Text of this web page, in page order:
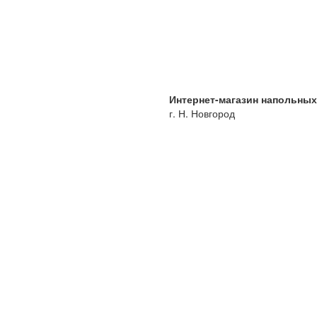
Интернет-магазин
г. Н. Новгород